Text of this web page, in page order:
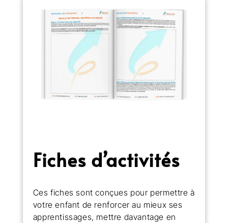
Fiches d’activités
Ces fiches sont conçues pour permettre à
votre enfant de renforcer au mieux ses
apprentissages, mettre davantage en